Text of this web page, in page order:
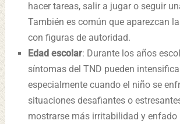
hacer tareas, salir a jugar o seguir
También es común que aparezcan
con figuras de autoridad.
Edad escolar: Durante los años
síntomas del TND pueden
especialmente cuando el niño se
situaciones desafiantes o
mostrarse más irritabilidad y